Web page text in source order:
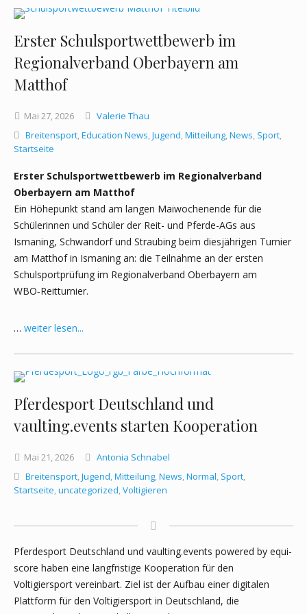
Erster Schulsportwettbewerb im
Regionalverband Oberbayern am
Matthof
Mai 27,2026
Valerie Thau
Breitensport,Education News,Jugend,Mitteilung,News, Sport,
Startseite
Erster Schulsportwettbewerb im Regionalverband
Oberbayern am Matthof
Ein Höhepunkt stand am langen Maiwochenende für die
Schülerinnen und Schüler der Reit- und Pferde-AGs aus
Ismaning, Schwandorf und Straubing beim diesjährigen Turnier
am Matthof in Ismaning an: die Teilnahme an der ersten
Schulsportprüfung im Regionalverband Oberbayern am
WBO‑Reitturnier.
… weiter lesen...
Pferdesport Deutschland und
vaulting.events starten Kooperation
Mai 21,2026
Antonia Schnabel
Breitensport,Jugend,Mitteilung,News,Normal, Sport,
Startseite,uncategorized,Voltigieren
Pferdesport Deutschland und vaulting.events powered by equi-
score haben eine langfristige Kooperation für den
Voltigiersport vereinbart. Ziel ist der Aufbau einer digitalen
Plattform für den Voltigiersport in Deutschland, die